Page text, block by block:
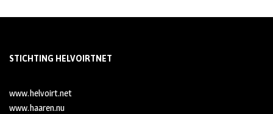
STICHTING HELVOIRTNET
www.helvoirt.net
www.haaren.nu